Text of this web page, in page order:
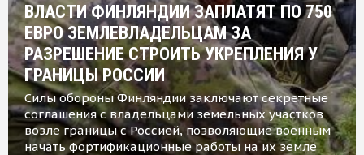
ВЛАСТИ ФИНЛЯНДИИ ЗАПЛАТЯТ ПО 750
ЕВРО ЗЕМЛЕВЛАДЕЛЬЦАМ ЗА
РАЗРЕШЕНИЕ СТРОИТЬ УКРЕПЛЕНИЯ У
ГРАНИЦЫ РОССИИ
Силы обороны Финляндии заключают секретные
соглашения с владельцами земельных участков
возле границы с Россией, позволяющие военным
начать фортификационные работы на их земле